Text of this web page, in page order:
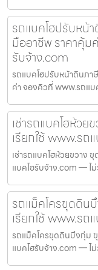
รถแบคโฮปรับหน้
มืออาชีพ ราคาคุ้ม
รับจ้าง.com
รถแบคโฮปรับหน้าดินภา
ค่า จองคิวที่ www.รถแบ
เช่ารถแบคโฮห้วย
เรียกใช้ www.รถ
เช่ารถแบคโฮห้วยขวาง
แบคโฮรับจ้าง.com — ไ
รถแม็คโครขุดดิน
เรียกใช้ www.รถ
รถแม็คโครขุดดินบึงกุ่ม ขุ
แบคโฮรับจ้าง.com — ไ